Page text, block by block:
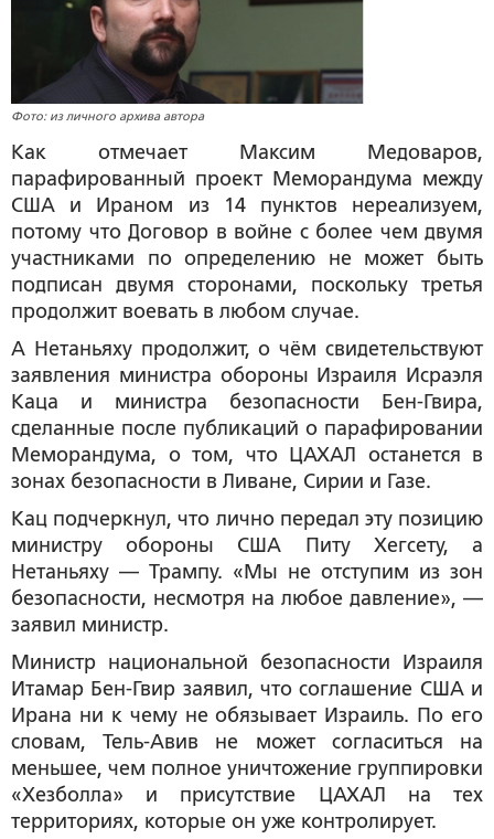
Фото: из личного архива автора
Как отмечает Максим Медоваров,
парафированный проект Меморандума между
США и Ираном из 14 пунктов нереализуем,
потому что Договор в войне с более чем двумя
участниками по определению не может быть
подписан двумя сторонами, поскольку третья
продолжит воевать в любом случае.
А Нетаньяху продолжит, о чём свидетельствуют
заявления министра обороны Израиля Исраэля
Каца и министра безопасности Бен-Гвира,
сделанные после публикаций о парафировании
Меморандума, о том, что ЦАХАЛ останется в
зонах безопасности в Ливане, Сирии и Газе.
Кац подчеркнул, что лично передал эту позицию
министру обороны США Питу Хегсету, а
Нетаньяху — Трампу. «Мы не отступим из зон
безопасности, несмотря на любое давление», —
заявил министр.
Министр национальной безопасности Израиля
Итамар Бен-Гвир заявил, что соглашение США и
Ирана ни к чему не обязывает Израиль. По его
словам, Тель-Авив не может согласиться на
меньшее, чем полное уничтожение группировки
«Хезболла» и присутствие ЦАХАЛ на тех
территориях, которые он уже контролирует.